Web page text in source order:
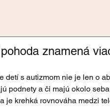
znamená
detí s autizmom nie je len o
podnety a či majú okolo
je krehká rovnováha medzi